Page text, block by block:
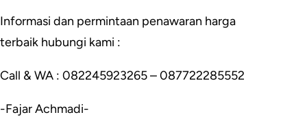
Informasi dan permintaan penawaran harga
terbaik hubungi kami :
Call & WA : 082245923265 – 087722285552
-Fajar Achmadi-